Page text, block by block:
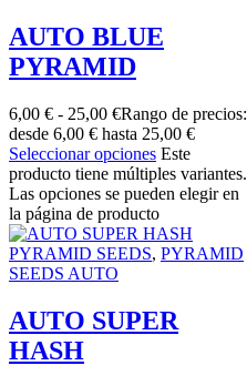
AUTO BLUE
PYRAMID
6,00 € - 25,00 €Rango de precios:
desde 6,00 € hasta 25,00 €
Seleccionar opciones Este
producto tiene múltiples variantes.
Las opciones se pueden elegir en
la página de producto
PYRAMID SEEDS, PYRAMID
SEEDS AUTO
AUTO SUPER
HASH